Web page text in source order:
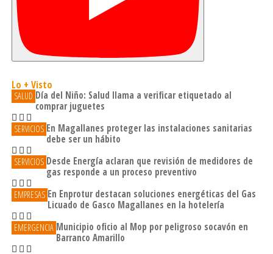
Lo + Visto
SALUD Día del Niño: Salud llama a verificar etiquetado al
comprar juguetes
SERVICIOS En Magallanes proteger las instalaciones sanitarias
debe ser un hábito
SERVICIOS Desde Energía aclaran que revisión de medidores de
gas responde a un proceso preventivo
EMPRESAS En Enprotur destacan soluciones energéticas del Gas
Licuado de Gasco Magallanes en la hotelería
EMERGENCIA Municipio oficio al Mop por peligroso socavón en
Barranco Amarillo